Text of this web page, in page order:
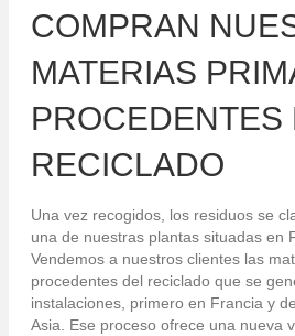
COMPRAN
MATERIAS
PROCEDENTES
RECICLADO
Una vez recogidos, los residuos se
una de nuestras plantas situadas en
Vendemos a nuestros clientes las
procedentes del reciclado que se
instalaciones, primero en Francia y
Asia. Ese proceso ofrece una nueva